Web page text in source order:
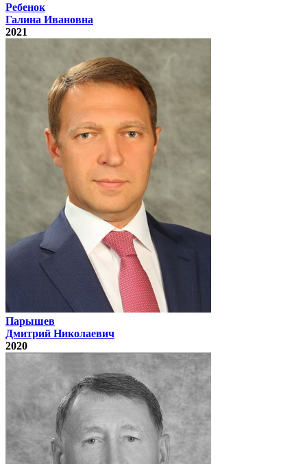
Ребенок
Галина Ивановна
2021
Парышев
Дмитрий Николаевич
2020